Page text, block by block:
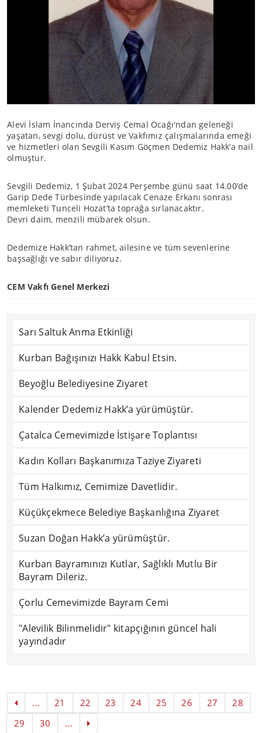
Alevi İslam İnancında Derviş Cemal Ocağı'ndan geleneği
yaşatan, sevgi dolu, dürüst ve Vakfımız çalışmalarında emeği
ve hizmetleri olan Sevgili Kasım Göçmen Dedemiz Hakk’a nail
olmuştur.
Sevgili Dedemiz, 1 Şubat 2024 Perşembe günü saat 14.00’de
Garip Dede Türbesinde yapılacak Cenaze Erkanı sonrası
memleketi Tunceli Hozat’ta toprağa sırlanacaktır.
Devri daim, menzili mübarek olsun.
Dedemize Hakk’tan rahmet, ailesine ve tüm sevenlerine
başsağlığı ve sabır diliyoruz.
CEM Vakfı Genel Merkezi
Sarı Saltuk Anma Etkinliği
Kurban Bağışınızı Hakk Kabul Etsin.
Beyoğlu Belediyesine Ziyaret
Kalender Dedemiz Hakk’a yürümüştür.
Çatalca Cemevimizde İstişare Toplantısı
Kadın Kolları Başkanımıza Taziye Ziyareti
Tüm Halkımız, Cemimize Davetlidir.
Küçükçekmece Belediye Başkanlığına Ziyaret
Suzan Doğan Hakk’a yürümüştür.
Kurban Bayramınızı Kutlar, Sağlıklı Mutlu Bir
Bayram Dileriz.
Çorlu Cemevimizde Bayram Cemi
"Alevilik Bilinmelidir" kitapçığının güncel hali
yayındadır
... 21 22 23 24 25 26 27
28
29
30 ...